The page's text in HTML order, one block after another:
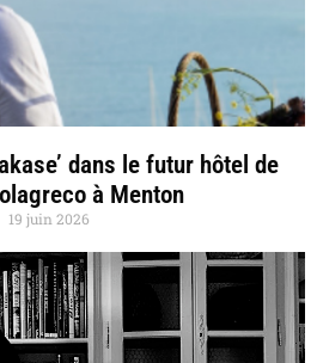
dans le futur hôtel de
à Menton
19 juin 2026